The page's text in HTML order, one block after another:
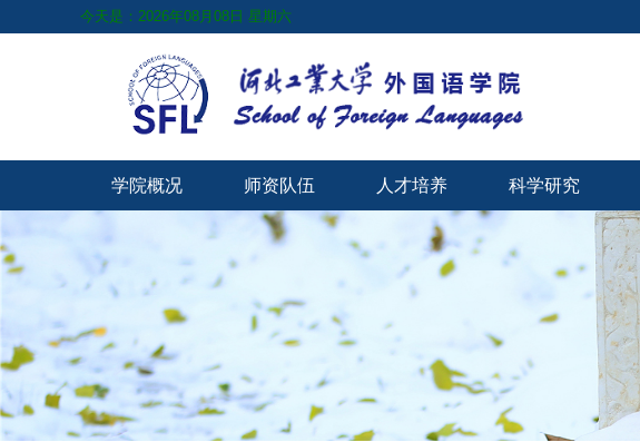
今天是：2026年08月08日 星期六
学院概况 师资队伍 人才培养 科学研究